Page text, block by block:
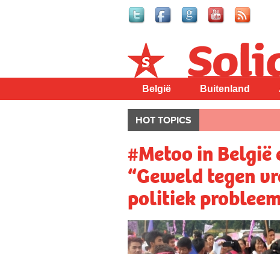
Solidair
België Buitenland
HOT TOPICS
#Metoo in België
“Geweld tegen
politiek